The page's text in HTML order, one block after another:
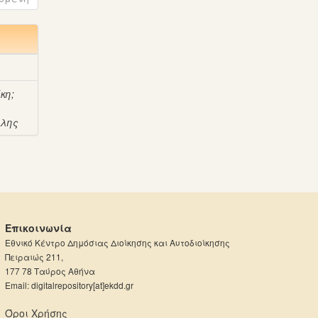
;
Επικοινωνία
Εθνικό Κέντρο Δημόσιας Διοίκησης και Αυτοδιοίκησης
Πειραιώς 211,
177 78 Ταύρος Αθήνα
Email: digitalrepository[at]ekdd.gr
Όροι Χρήσης